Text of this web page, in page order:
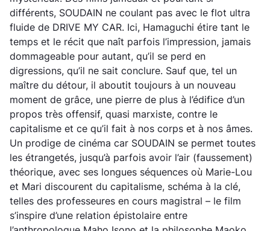
différents, SOUDAIN ne coulant pas avec le flot ultra
fluide de DRIVE MY CAR. Ici, Hamaguchi étire tant le
temps et le récit que naît parfois l’impression, jamais
dommageable pour autant, qu’il se perd en
digressions, qu’il ne sait conclure. Sauf que, tel un
maître du détour, il aboutit toujours à un nouveau
moment de grâce, une pierre de plus à l’édifice d’un
propos très offensif, quasi marxiste, contre le
capitalisme et ce qu’il fait à nos corps et à nos âmes.
Un prodige de cinéma car SOUDAIN se permet toutes
les étrangetés, jusqu’à parfois avoir l’air (faussement)
théorique, avec ses longues séquences où Marie-Lou
et Mari discourent du capitalisme, schéma à la clé,
telles des professeures en cours magistral – le film
s’inspire d’une relation épistolaire entre